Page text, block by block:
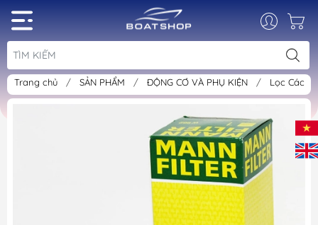
Trang chủ / SẢN PHẨM / ĐỘNG CƠ VÀ PHỤ KIỆN / Lọc Các